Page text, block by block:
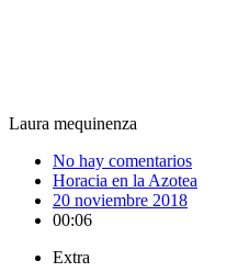
Laura mequinenza
No hay comentarios
Horacia en la Azotea
20 noviembre 2018
00:06
Extra